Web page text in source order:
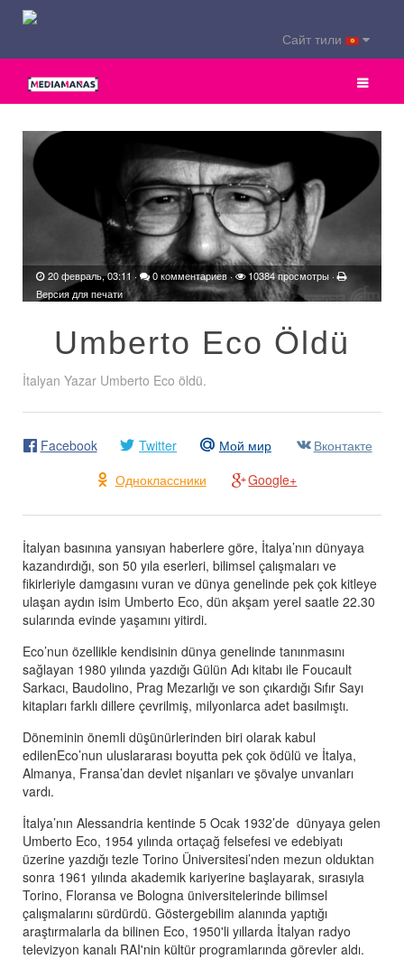
Сайт тили
20 февраль, 03:11· 0 комментариев·
10384 просмотры ·
Версия для печати
Umberto Eco Öldü
İtalyan Yazar Umberto Eco öldü.
Facebook Twitter Мой мир
Вконтакте
Одноклассники
Google+
İtalyan basınına yansıyan haberlere göre, İtalya’nın dünyaya
kazandırdığı, son 50 yıla eserleri, bilimsel çalışmaları ve
fikirleriyle damgasını vuran ve dünya genelinde pek çok kitleye
ulaşan aydın isim Umberto Eco, dün akşam yerel saatle 22.30
sularında evinde yaşamını yitirdi.
Eco’nun özellikle kendisinin dünya genelinde tanınmasını
sağlayan 1980 yılında yazdığı Gülün Adı kitabı ile Foucault
Sarkacı, Baudolino, Prag Mezarlığı ve son çıkardığı Sıfır Sayı
kitapları farklı dillere çevrilmiş, milyonlarca adet basılmıştı.
Döneminin önemli düşünürlerinden biri olarak kabul
edilenEco’nun uluslararası boyutta pek çok ödülü ve İtalya,
Almanya, Fransa’dan devlet nişanları ve şövalye unvanları
vardı.
İtalya’nın Alessandria kentinde 5 Ocak 1932’de dünyaya gelen
Umberto Eco, 1954 yılında ortaçağ felsefesi ve edebiyatı
üzerine yazdığı tezle Torino Üniversitesi’nden mezun olduktan
sonra 1961 yılında akademik kariyerine başlayarak, sırasıyla
Torino, Floransa ve Bologna üniversitelerinde bilimsel
çalışmalarını sürdürdü. Göstergebilim alanında yaptığı
araştırmalarla da bilinen Eco, 1950'li yıllarda İtalyan radyo
televizyon kanalı RAI'nin kültür programlarında görevler aldı.